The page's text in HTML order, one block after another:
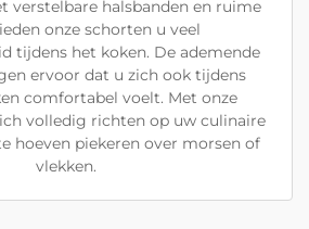
verstelbare halsbanden en ruime
onze schorten u veel
tijdens het koken. De ademende
ervoor dat u zich ook tijdens
comfortabel voelt. Met onze
volledig richten op uw culinaire
hoeven piekeren over morsen of
vlekken.